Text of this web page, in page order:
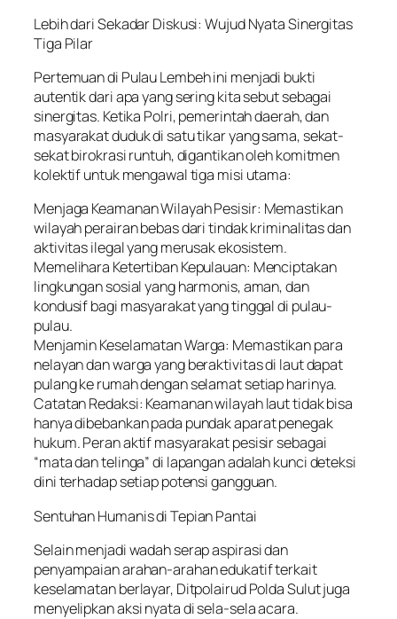
Lebih dari Sekadar Diskusi: Wujud Nyata Sinergitas
Tiga Pilar
Pertemuan di Pulau Lembeh ini menjadi bukti
autentik dari apa yang sering kita sebut sebagai
sinergitas. Ketika Polri, pemerintah daerah, dan
masyarakat duduk di satu tikar yang sama, sekat-
sekat birokrasi runtuh, digantikan oleh komitmen
kolektif untuk mengawal tiga misi utama:
Menjaga Keamanan Wilayah Pesisir: Memastikan
wilayah perairan bebas dari tindak kriminalitas dan
aktivitas ilegal yang merusak ekosistem.
Memelihara Ketertiban Kepulauan: Menciptakan
lingkungan sosial yang harmonis, aman, dan
kondusif bagi masyarakat yang tinggal di pulau-
pulau.
Menjamin Keselamatan Warga: Memastikan para
nelayan dan warga yang beraktivitas di laut dapat
pulang ke rumah dengan selamat setiap harinya.
Catatan Redaksi: Keamanan wilayah laut tidak bisa
hanya dibebankan pada pundak aparat penegak
hukum. Peran aktif masyarakat pesisir sebagai
“mata dan telinga” di lapangan adalah kunci deteksi
dini terhadap setiap potensi gangguan.
Sentuhan Humanis di Tepian Pantai
Selain menjadi wadah serap aspirasi dan
penyampaian arahan-arahan edukatif terkait
keselamatan berlayar, Ditpolairud Polda Sulut juga
menyelipkan aksi nyata di sela-sela acara.